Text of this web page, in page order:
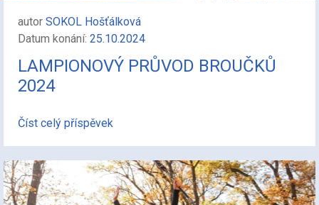
autor SOKOL Hošťálková
Datum konání: 25.10.2024
LAMPIONOVÝ PRŮVOD BROUČKŮ
2024
Číst celý příspěvek